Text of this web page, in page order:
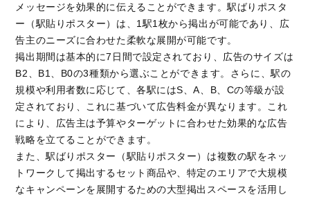
メッセージを効果的に伝えることができます。駅ばりポスタ
ー（駅貼りポスター）は、1駅1枚から掲出が可能であり、広
告主のニーズに合わせた柔軟な展開が可能です。
掲出期間は基本的に7日間で設定されており、広告のサイズは
B2、B1、B0の3種類から選ぶことができます。さらに、駅の
規模や利用者数に応じて、各駅にはS、A、B、Cの等級が設
定されており、これに基づいて広告料金が異なります。これ
により、広告主は予算やターゲットに合わせた効果的な広告
戦略を立てることができます。
また、駅ばりポスター（駅貼りポスター）は複数の駅をネッ
トワークして掲出するセット商品や、特定のエリアで大規模
なキャンペーンを展開するための大型掲出スペースを活用し